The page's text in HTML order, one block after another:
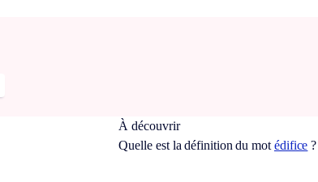
À découvrir
Quelle est la définition du motédifice ?